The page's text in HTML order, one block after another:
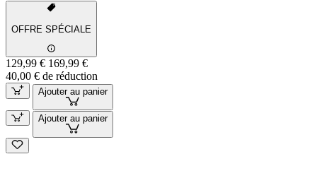
OFFRE SPÉCIALE
129,99 € 169,99 €
40,00 € de réduction
Ajouter au panier
Ajouter au panier